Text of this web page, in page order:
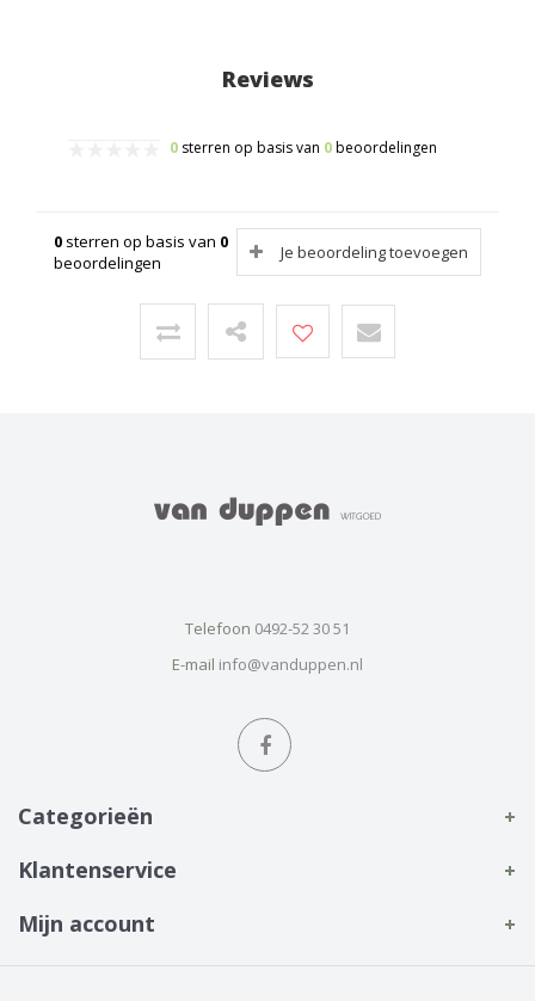
Reviews
0 sterren op basis van 0beoordelingen
0 sterren op basis van 0
beoordelingen
Je beoordeling toevoegen
Telefoon 0492-52 30 51
E-mail info@vanduppen.nl
Categorieën
Klantenservice
Mijn account